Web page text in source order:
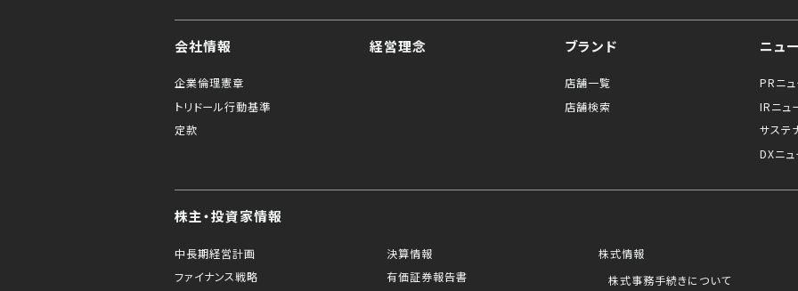
会社情報
企業倫理憲章
トリドール行動基準
定款
経営理念 ブランド
店舗一覧
店舗検索
ニュ
PRニュ
IRニュ
サステ
DXニュ
株主・投資家情報
中長期経営計画
ファイナンス戦略
決算情報
有価証券報告書
株式情報
株式事務手続きについて